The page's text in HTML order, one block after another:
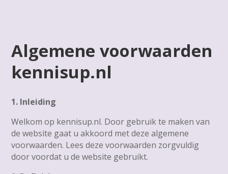
Algemene voorwaarden
kennisup.nl
1. Inleiding
Welkom op kennisup.nl. Door gebruik te maken van
de website gaat u akkoord met deze algemene
voorwaarden. Lees deze voorwaarden zorgvuldig
door voordat u de website gebruikt.